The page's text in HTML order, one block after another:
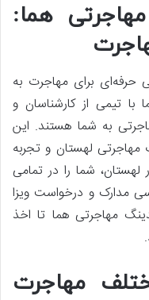
هما:
حرفه‌ای برای مهاجرت به
تیمی از کارشناسان و
به شما هستند. این
مهاجرتی لهستان و تجربه
شما را در تمامی
مدارک و درخواست ویزا
مهاجرتی هما تا اخذ
مهاجرت